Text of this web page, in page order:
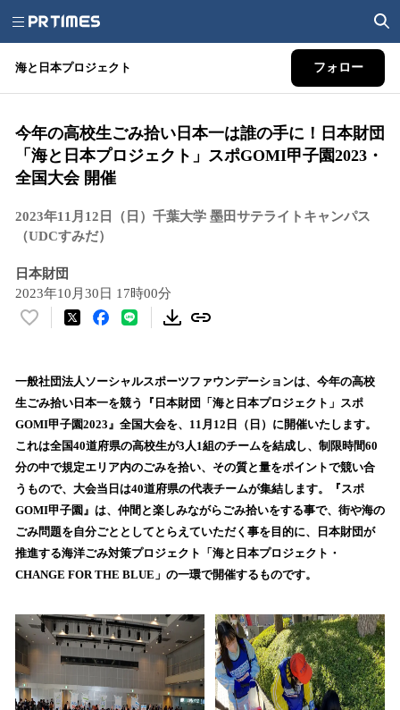
海と日本プロジェクト フォロー
今年の高校生ごみ拾い日本一は誰の手に！日本財団
「海と日本プロジェクト」スポGOMI甲子園2023・
全国大会 開催
2023年11月12日（日）千葉大学 墨田サテライトキャンパス
（UDCすみだ）
日本財団
2023年10月30日 17時00分
い
！
数
を
読
み
込
み
中
で
す
一般社団法人ソーシャルスポーツファウンデーションは、今年の高校
生ごみ拾い日本一を競う『日本財団「海と日本プロジェクト」スポ
GOMI甲子園2023』全国大会を、11月12日（日）に開催いたします。
これは全国40道府県の高校生が3人1組のチームを結成し、制限時間60
分の中で規定エリア内のごみを拾い、その質と量をポイントで競い合
うもので、大会当日は40道府県の代表チームが集結します。『スポ
GOMI甲子園』は、仲間と楽しみながらごみ拾いをする事で、街や海の
ごみ問題を自分ごととしてとらえていただく事を目的に、日本財団が
推進する海洋ごみ対策プロジェクト「海と日本プロジェクト・
CHANGE FOR THE BLUE」の一環で開催するものです。